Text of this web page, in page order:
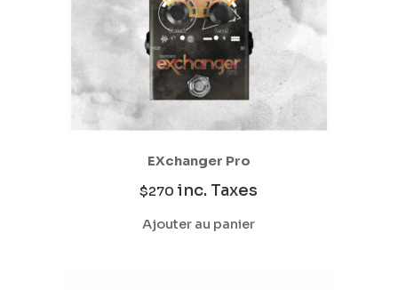
EXchanger Pro
$270 inc. Taxes
Ajouter au panier